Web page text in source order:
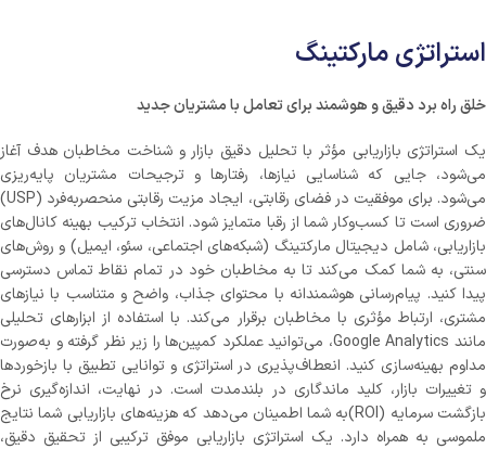
استراتژی مارکتینگ
خلق راه برد دقیق و هوشمند برای تعامل با مشتریان جدید
یک استراتژی بازاریابی مؤثر با تحلیل دقیق بازار و شناخت مخاطبان هدف آغاز
می‌شود، جایی که شناسایی نیازها، رفتارها و ترجیحات مشتریان پایه‌ریزی
می‌شود. برای موفقیت در فضای رقابتی، ایجاد مزیت رقابتی منحصربه‌فرد (USP)
ضروری است تا کسب‌وکار شما از رقبا متمایز شود. انتخاب ترکیب بهینه کانال‌های
بازاریابی، شامل دیجیتال مارکتینگ (شبکه‌های اجتماعی، سئو، ایمیل) و روش‌های
سنتی، به شما کمک می‌کند تا به مخاطبان خود در تمام نقاط تماس دسترسی
پیدا کنید. پیام‌رسانی هوشمندانه با محتوای جذاب، واضح و متناسب با نیازهای
مشتری، ارتباط مؤثری با مخاطبان برقرار می‌کند. با استفاده از ابزارهای تحلیلی
مانند Google Analytics، می‌توانید عملکرد کمپین‌ها را زیر نظر گرفته و به‌صورت
مداوم بهینه‌سازی کنید. انعطاف‌پذیری در استراتژی و توانایی تطبیق با بازخوردها
و تغییرات بازار، کلید ماندگاری در بلندمدت است. در نهایت، اندازه‌گیری نرخ
بازگشت سرمایه (ROI)به شما اطمینان می‌دهد که هزینه‌های بازاریابی شما نتایج
ملموسی به همراه دارد. یک استراتژی بازاریابی موفق ترکیبی از تحقیق دقیق،